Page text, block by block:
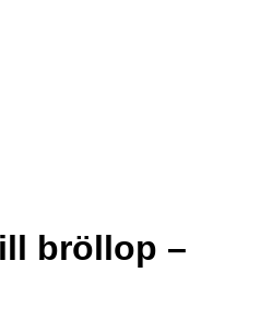
bröllop –